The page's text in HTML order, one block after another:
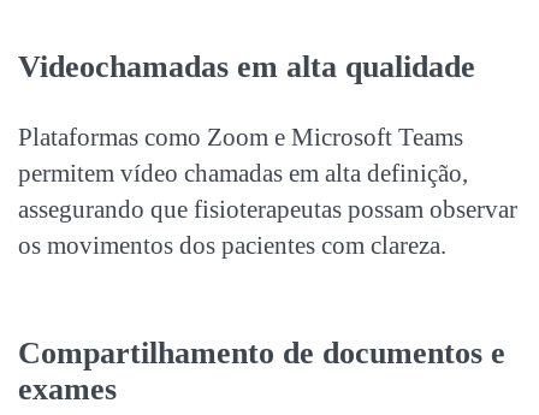
Videochamadas em alta qualidade
Plataformas como Zoom e Microsoft Teams
permitem vídeo chamadas em alta definição,
assegurando que fisioterapeutas possam observar
os movimentos dos pacientes com clareza.
Compartilhamento de documentos e
exames